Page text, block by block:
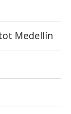
Medellín